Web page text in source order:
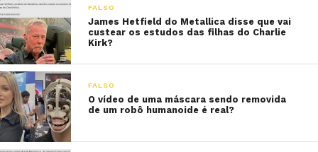
FALSO
James Hetfield do Metallica disse que vai
custear os estudos das filhas do Charlie
Kirk?
FALSO
O vídeo de uma máscara sendo removida
de um robô humanoide é real?